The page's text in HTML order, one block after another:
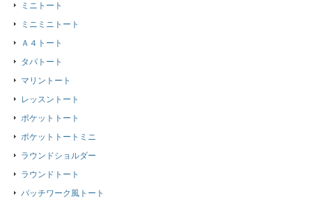
ミニトート
ミニミニトート
Ａ４トート
タパトート
マリントート
レッスントート
ポケットトート
ポケットトートミニ
ラウンドショルダー
ラウンドトート
パッチワーク風トート